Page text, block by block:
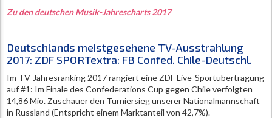
Zu den deutschen Musik-Jahrescharts 2017
Deutschlands meistgesehene TV-Ausstrahlung
2017: ZDF SPORTextra: FB Confed. Chile-Deutschl.
Im TV-Jahresranking 2017 rangiert eine ZDF Live-Sportübertragung
auf #1: Im Finale des Confederations Cup gegen Chile verfolgten
14,86 Mio. Zuschauer den Turniersieg unserer Nationalmannschaft
in Russland (Entspricht einem Marktanteil von 42,7%).